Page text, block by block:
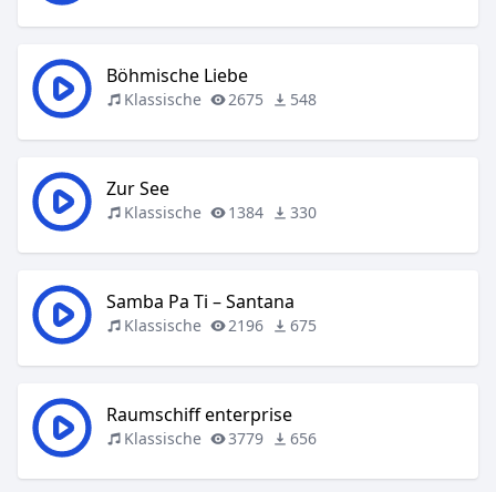
Böhmische Liebe
Klassische 2675 548
Zur See
Klassische 1384 330
Samba Pa Ti – Santana
Klassische 2196 675
Raumschiff enterprise
Klassische 3779 656